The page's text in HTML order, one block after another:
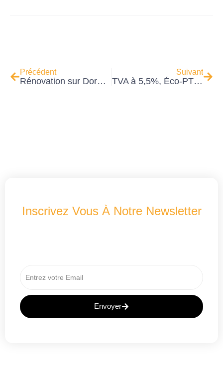
Précédent
Rénovation sur Dormant Existant ou Dépose Totale : Le Guide Ultime pour Faire le Bon Choix
Suivant
TVA à 5,5%, Éco-PTZ, CEE : Le Guide des Aides Cumulables
Inscrivez Vous À Notre Newsletter
Envoyer